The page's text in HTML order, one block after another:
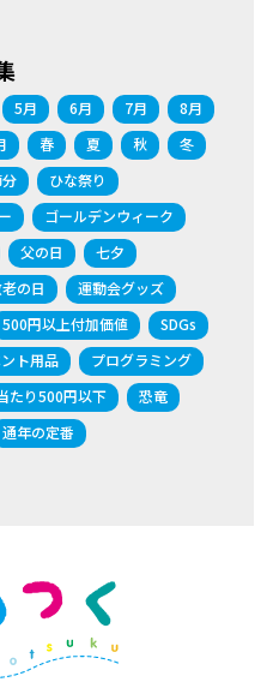
5月 6月 7月
8月
春 夏 秋
冬
ひな祭り
ゴールデンウィーク
父の日
七夕
の日
運動会グッズ
500円以上付加価値
SDGs
ト用品
プログラミング
たり500円以下
恐竜
通年の定番